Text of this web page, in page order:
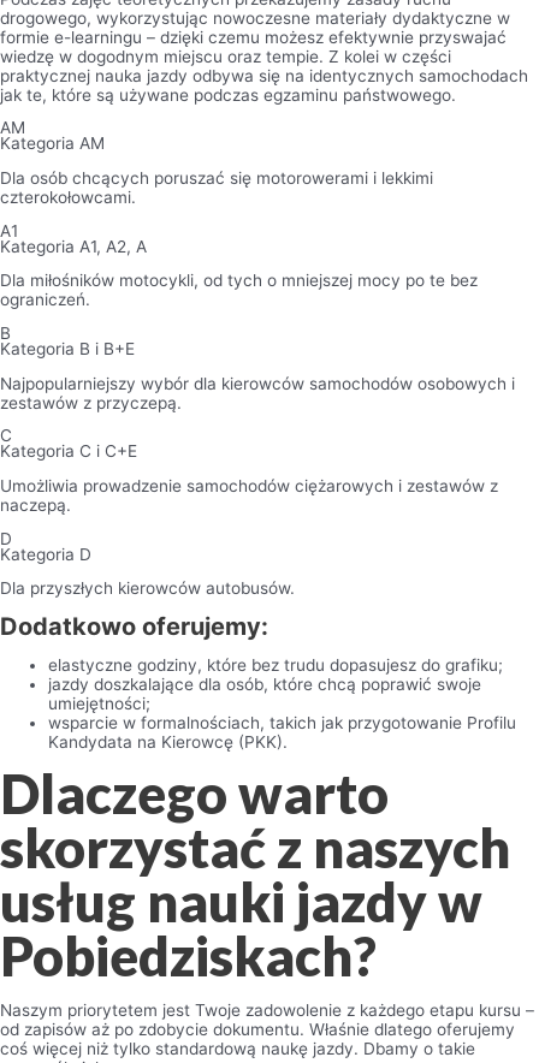
drogowego, wykorzystując nowoczesne materiały dydaktyczne w
formie e-learningu – dzięki czemu możesz efektywnie przyswajać
wiedzę w dogodnym miejscu oraz tempie. Z kolei w części
praktycznej nauka jazdy odbywa się na identycznych samochodach
jak te, które są używane podczas egzaminu państwowego.
AM
Kategoria AM
Dla osób chcących poruszać się motorowerami i lekkimi
czterokołowcami.
A1
Kategoria A1, A2, A
Dla miłośników motocykli, od tych o mniejszej mocy po te bez
ograniczeń.
B
Kategoria B i B+E
Najpopularniejszy wybór dla kierowców samochodów osobowych i
zestawów z przyczepą.
C
Kategoria C i C+E
Umożliwia prowadzenie samochodów ciężarowych i zestawów z
naczepą.
D
Kategoria D
Dla przyszłych kierowców autobusów.
Dodatkowo oferujemy:
elastyczne godziny, które bez trudu dopasujesz do grafiku;
jazdy doszkalające dla osób, które chcą poprawić swoje
umiejętności;
wsparcie w formalnościach, takich jak przygotowanie Profilu
Kandydata na Kierowcę (PKK).
Dlaczego warto
skorzystać z naszych
usług nauki jazdy w
Pobiedziskach?
Naszym priorytetem jest Twoje zadowolenie z każdego etapu kursu –
od zapisów aż po zdobycie dokumentu. Właśnie dlatego oferujemy
coś więcej niż tylko standardową naukę jazdy. Dbamy o takie